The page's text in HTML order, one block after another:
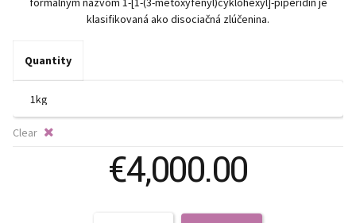
klasifikovaná ako disociačná zlúčenina.
Quantity
Clear
€4,000.00